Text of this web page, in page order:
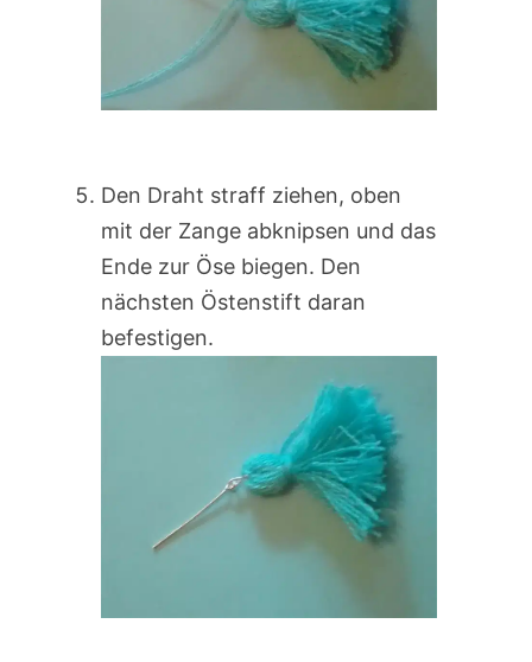
Den Draht straff ziehen, oben
mit der Zange abknipsen und das
Ende zur Öse biegen. Den
nächsten Östenstift daran
befestigen.